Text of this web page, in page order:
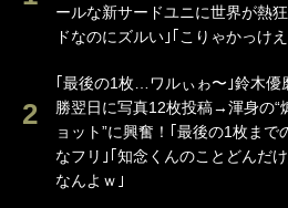
ールな新サードユニに世界が熱
ドなのにズルい｣｢こりゃかっけ
｢最後の1枚…ワルぃゎ〜｣鈴木優
勝翌日に写真12枚投稿→渾身の“
ョット”に興奮！｢最後の1枚まで
なフリ｣｢知念くんのことどんだ
なんよｗ｣